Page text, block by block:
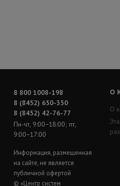
8 800 1008-198
8 (8452) 650-350
8 (8452) 42-76-77
Пн-чт, 9:00−18:00; пт,
9:00−17:00
Информация, размещенная
на сайте, не является
публичной офертой
© «Центр систем
О
О